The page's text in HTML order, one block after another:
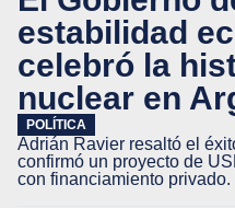
estabilidad
celebró la
nuclear en
POLÍTICA
Adrián Ravier resaltó el
confirmó un proyecto de
con financiamiento privado.